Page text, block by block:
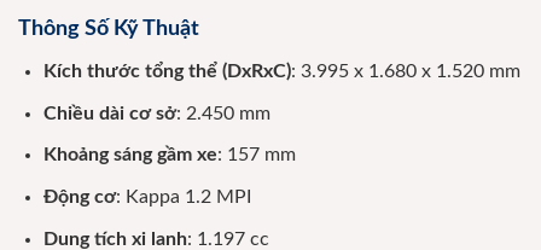
Thông Số Kỹ Thuật
Kích thước tổng thể (DxRxC): 3.995 x 1.680 x 1.520 mm
Chiều dài cơ sở: 2.450 mm
Khoảng sáng gầm xe: 157 mm
Động cơ: Kappa 1.2 MPI
Dung tích xi lanh: 1.197 cc